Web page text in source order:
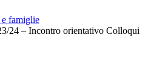
famiglie
24 – Incontro orientativo Colloqui